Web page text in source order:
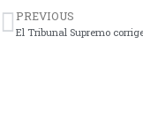
PREVIOUS